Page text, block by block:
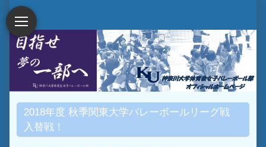
2018年度 秋季関東大学バレーボールリーグ戦
入替戦！